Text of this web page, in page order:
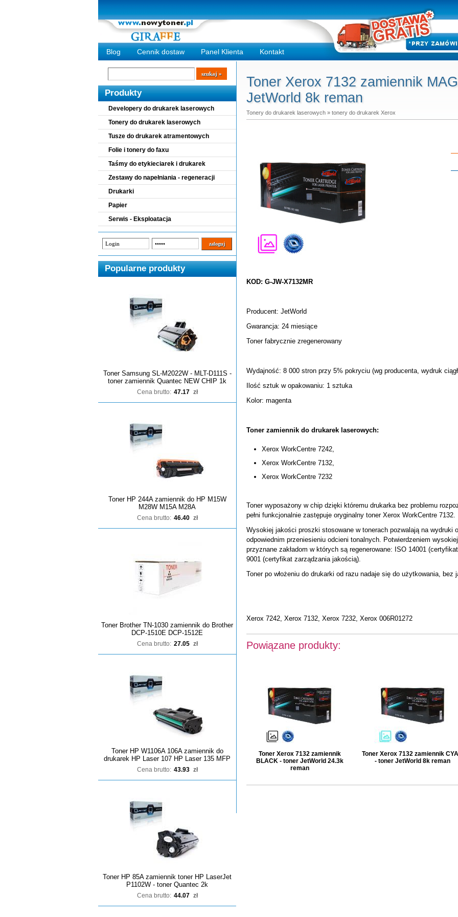
Blog Cennik dostaw Panel Klienta Kontakt
Wyszukiwarka
szukaj
Produkty
Developery do drukarek laserowych
Tonery do drukarek laserowych
Tusze do drukarek atramentowych
Folie i tonery do faxu
Taśmy do etykieciarek i drukarek
Zestawy do napełniania - regeneracji
Drukarki
Papier
Serwis - Eksploatacja
Popularne produkty
Toner Samsung SL-M2022W - MLT-D111S -
toner zamiennik Quantec NEW CHIP 1k
Cena brutto: 47.17 zł
Toner HP 244A zamiennik do HP M15W
M28W M15A M28A
Cena brutto: 46.40 zł
Toner Brother TN-1030 zamiennik do Brother
DCP-1510E DCP-1512E
Cena brutto: 27.05 zł
Toner HP W1106A 106A zamiennik do
drukarek HP Laser 107 HP Laser 135 MFP
Cena brutto: 43.93 zł
Toner HP 85A zamiennik toner HP LaserJet
P1102W - toner Quantec 2k
Cena brutto: 44.07 zł
Toner Xerox 7132 zamiennik
JetWorld 8k reman
Tonery do drukarek laserowych » tonery do drukarek Xerox
KOD: G-JW-X7132MR
Producent: JetWorld
Gwarancja: 24 miesiące
Toner fabrycznie zregenerowany
Wydajność: 8 000 stron przy 5% pokryciu (wg producenta, wydruk
Ilość sztuk w opakowaniu: 1 sztuka
Kolor: magenta
Toner zamiennik do drukarek laserowych:
Xerox WorkCentre 7242,
Xerox WorkCentre 7132,
Xerox WorkCentre 7232
Toner wyposażony w chip dzięki któremu drukarka bez problemu
pełni funkcjonalnie zastępuje oryginalny toner Xerox WorkCentre 7132.
Wysokiej jakości proszki stosowane w tonerach pozwalają na wydruki
odpowiednim przeniesieniu odcieni tonalnych. Potwierdzeniem
przyznane zakładom w których są regenerowane: ISO 14001
9001 (certyfikat zarządzania jakością).
Toner po włożeniu do drukarki od razu nadaje się do użytkowania,
Xerox 7242, Xerox 7132, Xerox 7232, Xerox 006R01272
Powiązane produkty:
Toner Xerox 7132 zamiennik
BLACK - toner JetWorld 24.3k
reman
Toner Xerox 7132 zamiennik
- toner JetWorld 8k reman